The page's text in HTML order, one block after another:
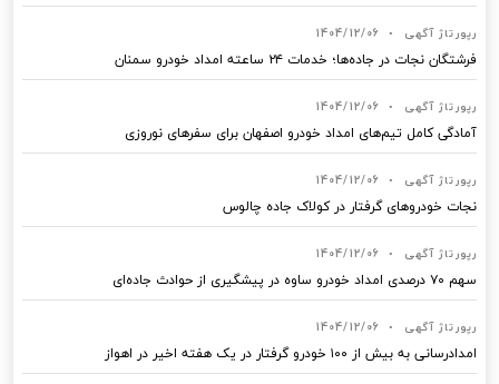
رپورتاژ آگهی •
1404/12/06
فرشتگان نجات در جاده‌ها؛ خدمات ۲۴ ساعته امداد خودرو سمنان
رپورتاژ آگهی •
1404/12/06
آمادگی کامل تیم‌های امداد خودرو اصفهان برای سفرهای نوروزی
رپورتاژ آگهی •
1404/12/06
نجات خودروهای گرفتار در کولاک جاده چالوس
رپورتاژ آگهی •
1404/12/06
سهم ۷۰ درصدی امداد خودرو ساوه در پیشگیری از حوادث جاده‌ای
رپورتاژ آگهی •
1404/12/06
امدادرسانی به بیش از ۱۰۰ خودرو گرفتار در یک هفته اخیر در اهواز